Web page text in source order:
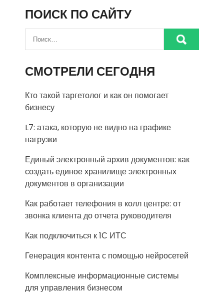
ПОИСК ПО САЙТУ
СМОТРЕЛИ СЕГОДНЯ
Кто такой таргетолог и как он помогает
бизнесу
L7: атака, которую не видно на графике
нагрузки
Единый электронный архив документов: как
создать единое хранилище электронных
документов в организации
Как работает телефония в колл центре: от
звонка клиента до отчета руководителя
Как подключиться к 1С ИТС
Генерация контента с помощью нейросетей
Комплексные информационные системы
для управления бизнесом